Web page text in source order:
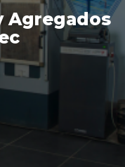
Agregados